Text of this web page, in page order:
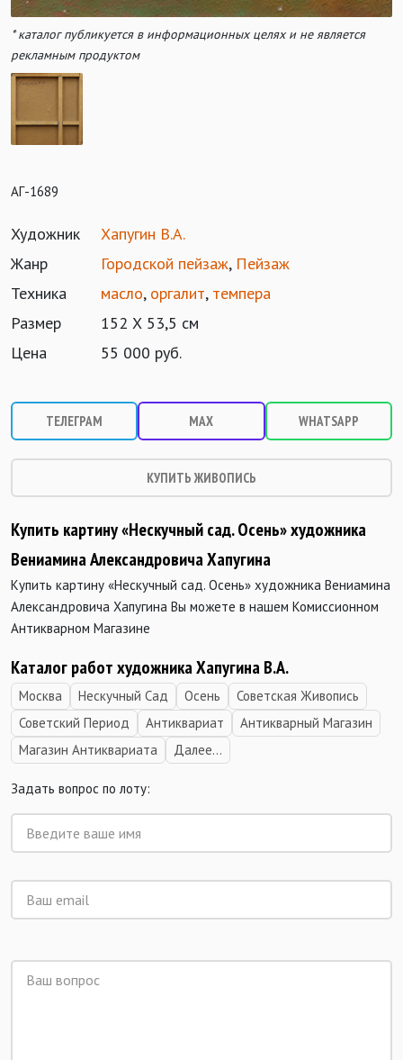
* каталог публикуется в информационных целях и не является
рекламным продуктом
АГ-1689
Художник
Хапугин В.А.
Жанр
Городской пейзаж, Пейзаж
Техника
масло, оргалит, темпера
Размер
152 Х 53,5 см
Цена
55 000 руб.
ТЕЛЕГРАМ MAX WHATSAPP
КУПИТЬ ЖИВОПИСЬ
Купить картину «Нескучный сад. Осень» художника
Вениамина Александровича Хапугина
Купить картину «Нескучный сад. Осень» художника Вениамина
Александровича Хапугина Вы можете в нашем Комиссионном
Антикварном Магазине
Каталог работ художника Хапугина В.А.
Москва Нескучный Сад Осень
Советская Живопись
Советский Период
Антиквариат
Антикварный Магазин
Магазин Антиквариата
Далее...
Задать вопрос по лоту: